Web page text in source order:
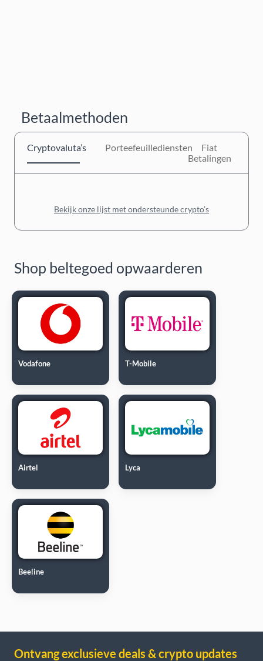
Betaalmethoden
Cryptovaluta’s Porteefeuillediensten
Fiat
Betalingen
Bekijk onze lijst met ondersteunde crypto’s
Shop beltegoed opwaarderen
Vodafone T-Mobile
Airtel Lyca
Beeline
Ontvang exclusieve deals & crypto updates